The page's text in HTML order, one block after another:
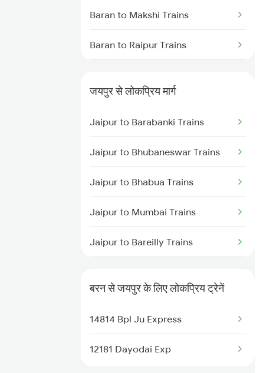
Baran to Makshi Trains
Baran to Raipur Trains
Baran to Shivpuri Trains
Baran to Visakhapatnam Trains
Baran to Guna Trains
Baran to Phulera Trains
Baran to Bilaspur Trains
जयपुर से लोकप्रिय मार्ग
Jaipur to Barabanki Trains
Jaipur to Bhubaneswar Trains
Jaipur to Bhabua Trains
Jaipur to Mumbai Trains
Jaipur to Bareilly Trains
Jaipur to Bharuch Trains
बरन से जयपुर के लिए लोकप्रिय ट्रेनें
14814 Bpl Ju Express
12181 Dayodai Exp